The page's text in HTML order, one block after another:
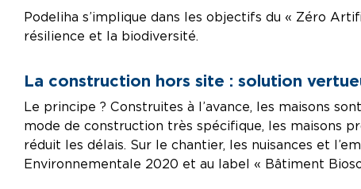
Podeliha s’implique dans les objectifs du « Zéro
résilience et la biodiversité.
La construction hors site : solution
Le principe ? Construites à l’avance, les maisons
mode de construction très spécifique, les maisons
réduit les délais. Sur le chantier, les nuisances et
Environnementale 2020 et au label « Bâtiment